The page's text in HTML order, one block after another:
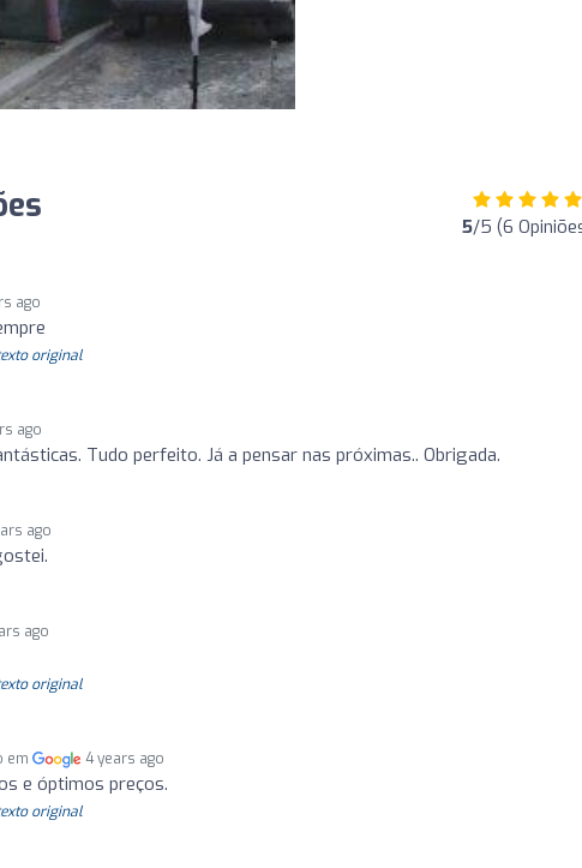
5/5 (6
ago
original
ago
Tudo perfeito. Já a pensar nas próximas.. Obrigada.
ago
ago
original
em 4 years ago
e óptimos preços.
original